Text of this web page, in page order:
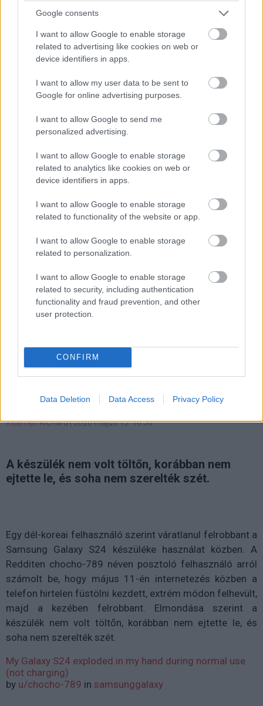
Google consents
I want to allow Google to enable storage
related to advertising like cookies on web or
device identifiers in apps.
I want to allow my user data to be sent to
Google for online advertising purposes.
I want to allow Google to send me
personalized advertising.
I want to allow Google to enable storage
related to analytics like cookies on web or
device identifiers in apps.
I want to allow Google to enable storage
related to functionality of the website or app.
I want to allow Google to enable storage
related to personalization.
I want to allow Google to enable storage
related to security, including authentication
functionality and fraud prevention, and other
user protection.
CONFIRM
Data Deletion Data Access Privacy Policy
A Google egyelőre nem erősítette meg hivatalosan, hogy
széles körben bevezetné az új rendszert, de azt igen,
változás véglegessé válik, az jelentősen befolyásolhatja
az új Gmail-felhasználók regisztrációs folyamatát.
Pulzusméréssel segíti a biztonságos mozgást az új
balatoni kardioösvény (X)
4 és egy 8 km-es egészségügyi tanösvény nyílt
Balatonalmádiban.
#google #gmail #tárhely
#szolgáltatás
Felrobbant egy Galaxy S24 egy
koreai felhasználó kezében
Kedvencekhez
Kelemen Richárd|2026 május 15. 16:30
A készülék nem volt töltőn, korábban nem
ejtette le, és soha nem szerelték szét.
Egy dél-koreai felhasználó szerint váratlanul felrobbant a
Samsung Galaxy S24 készüléke használat közben. A
Redditen chocho-789 néven posztoló felhasználó arról
számolt be, hogy május 11-én internetezés közben a
telefon hirtelen füstölni kezdett, extrém módon felhevült,
majd a kezében felrobbant. Elmondása szerint a
készülék nem volt töltőn, korábban nem ejtette le, és
soha nem szerelték szét.
My Galaxy S24 exploded in my hand during normal use
(not charging)
by u/chocho-789 in samsunggalaxy